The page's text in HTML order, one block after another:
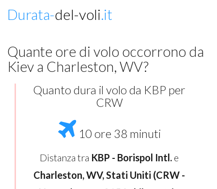
Durata-del-voli.it
Quante ore di volo occorrono da
Kiev a Charleston, WV?
Quanto dura il volo da KBP per
CRW
10 ore 38 minuti
Distanza tra KBP - Borispol Intl. e
Charleston, WV, Stati Uniti (CRW -